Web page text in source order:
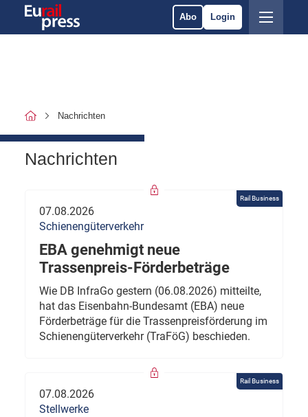
Abo Login
Nachrichten
Nachrichten
Rail Business
07.08.2026
Schienengüterverkehr
EBA genehmigt neue
Trassenpreis-Förderbeträge
Wie DB InfraGo gestern (06.08.2026) mitteilte,
hat das Eisenbahn-Bundesamt (EBA) neue
Förderbeträge für die Trassenpreisförderung im
Schienengüterverkehr (TraFöG) beschieden.
Rail Business
07.08.2026
Stellwerke